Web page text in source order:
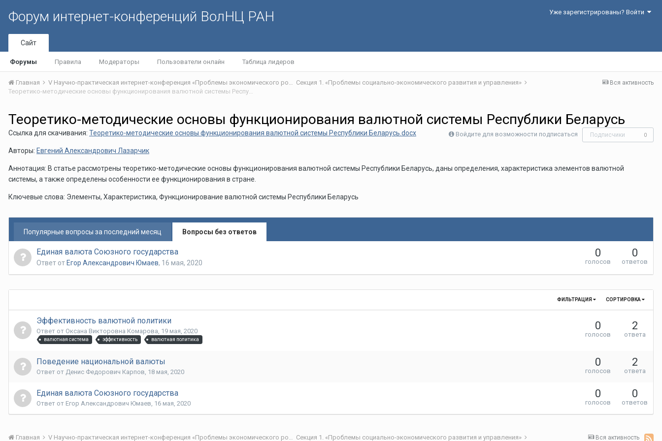
Форум интернет-конференций ВолНЦ РАН Уже зарегистрированы? Войти
Сайт
Форумы Правила Модераторы Пользователи онлайн Таблица лидеров
Вся активность
Главная V Научно-практическая интернет-конференция «Проблемы экономического роста и устойчивого развития территорий» Секция 1. «Проблемы социально-экономического развития и управления»
Теоретико-методические основы функционирования валютной системы Республики Беларусь
Теоретико-методические основы функционирования валютной системы Республики Беларусь
Войдите для возможности подписаться Подписчики 0
Ссылка для скачивания: Теоретико-методические основы функционирования валютной системы Республики Беларусь.docx
Авторы: Евгений Александрович Лазарчик
Аннотация: В статье рассмотрены теоретико-методические основы функционирования валютной системы Республики Беларусь, даны определения, характеристика элементов валютной
системы, а также определены особенности ее функционирования в стране.
Ключевые слова: Элементы, Характеристика, Функционирование валютной системы Республики Беларусь
Популярные вопросы за последний месяц Вопросы без ответов
Единая валюта Союзного государства
Ответ от Егор Александрович Юмаев, 16 мая, 2020
0
голосов
0
ответов
СОРТИРОВКА
ФИЛЬТРАЦИЯ
Эффективность валютной политики
Ответ от Оксана Викторовна Комарова, 19 мая, 2020
валютная система эффективность валютная политика
0
голосов
2
ответа
Поведение национальной валюты
Ответ от Денис Федорович Карпов, 18 мая, 2020
0
голосов
2
ответа
Единая валюта Союзного государства
Ответ от Егор Александрович Юмаев, 16 мая, 2020
0
голосов
0
ответов
Вся активность
Главная V Научно-практическая интернет-конференция «Проблемы экономического роста и устойчивого развития территорий» Секция 1. «Проблемы социально-экономического развития и управления»